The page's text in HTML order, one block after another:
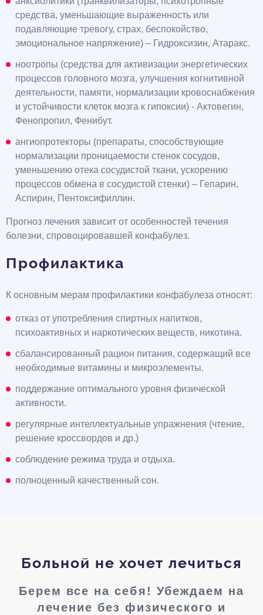
средства, уменьшающие выраженность или
подавляющие тревогу, страх, беспокойство,
эмоциональное напряжение) – Гидроксизин, Атаракс.
ноотропы (средства для активизации энергетических
процессов головного мозга, улучшения когнитивной
деятельности, памяти, нормализации кровоснабжения
и устойчивости клеток мозга к гипоксии) - Актовегин,
Фенопропил, Фенибут.
ангиопротекторы (препараты, способствующие
нормализации проницаемости стенок сосудов,
уменьшению отека сосудистой ткани, ускорению
процессов обмена в сосудистой стенки) – Гепарин,
Аспирин, Пентоксифиллин.
Прогноз лечения зависит от особенностей течения
болезни, спровоцировавшей конфабулез.
Профилактика
К основным мерам профилактики конфабулеза относят:
отказ от употребления спиртных напитков,
психоактивных и наркотических веществ, никотина.
сбалансированный рацион питания, содержащий все
необходимые витамины и микроэлементы.
поддержание оптимального уровня физической
активности.
регулярные интеллектуальные упражнения (чтение,
решение кроссвордов и др.)
соблюдение режима труда и отдыха.
полноценный качественный сон.
Больной не хочет лечиться
Берем все на себя! Убеждаем на
лечение без физического и